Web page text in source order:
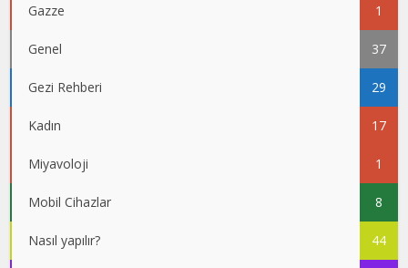
Gazze 1
Genel 37
Gezi Rehberi 29
Kadın 17
Miyavoloji 1
Mobil Cihazlar 8
Nasıl yapılır? 44